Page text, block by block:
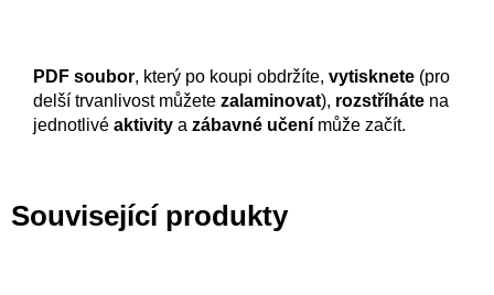
PDF soubor, který po koupi obdržíte, vytisknete (pro
delší trvanlivost můžete zalaminovat), rozstříháte na
jednotlivé aktivity a zábavné učení může začít.
Související produkty